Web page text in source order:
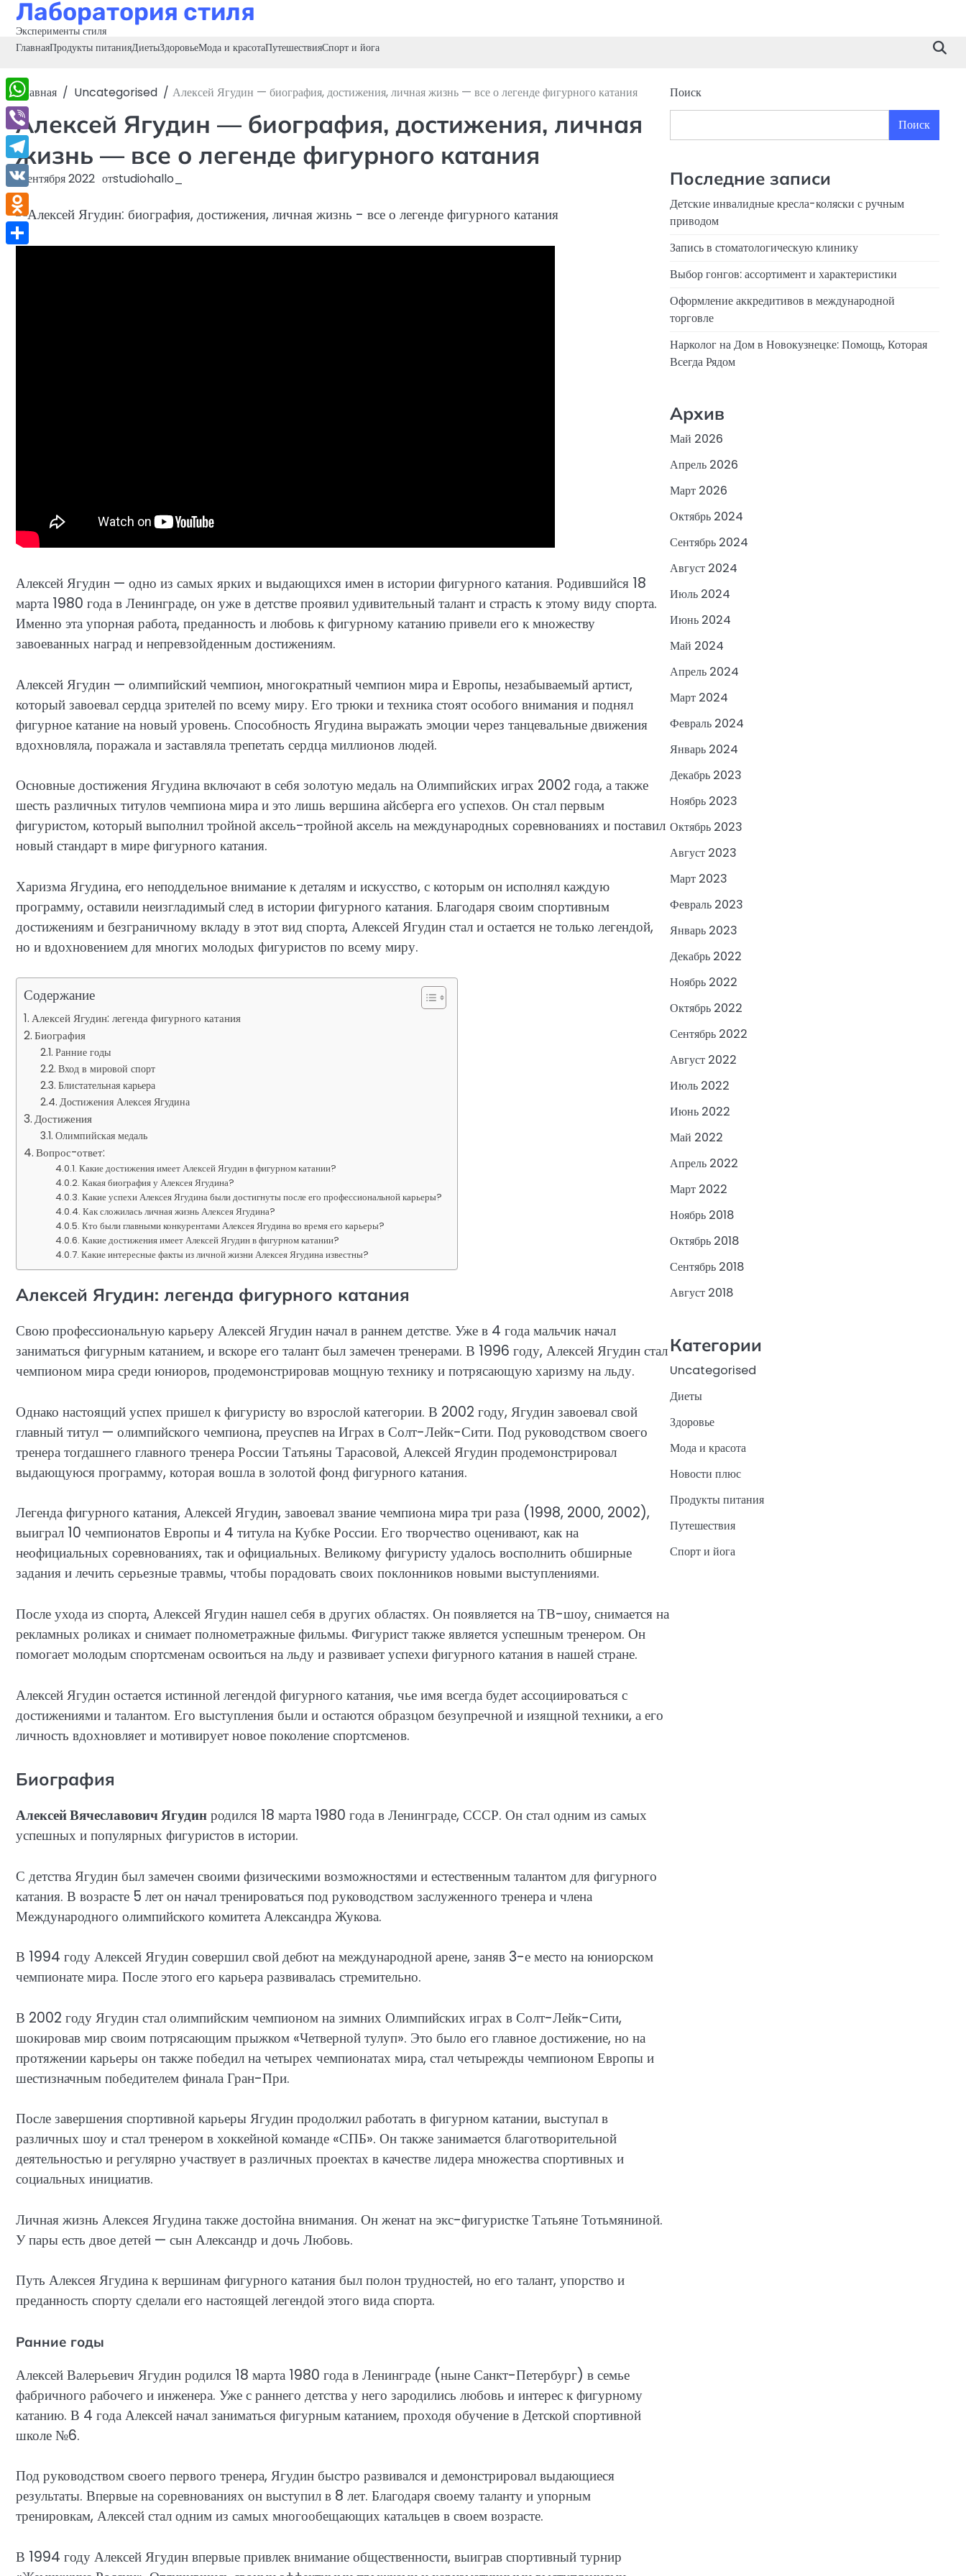
Перейти
содержимому
Лаборатория стиля
Эксперименты стиля
ГлавнаяПродукты питанияДиетыЗдоровьеМода и красотаПутешествияСпорт и йога
Главная Uncategorised Алексей Ягудин — биография, достижения, личная жизнь — все о легенде фигурного катания
Алексей Ягудин — биография, достижения, личная
жизнь — все о легенде фигурного катания
1 сентября 2022 отstudiohallo_
Алексей Ягудин — одно из самых ярких и выдающихся имен в истории фигурного катания. Родившийся 18
марта 1980 года в Ленинграде, он уже в детстве проявил удивительный талант и страсть к этому виду спорта.
Именно эта упорная работа, преданность и любовь к фигурному катанию привели его к множеству
завоеванных наград и непревзойденным достижениям.
Алексей Ягудин — олимпийский чемпион, многократный чемпион мира и Европы, незабываемый артист,
который завоевал сердца зрителей по всему миру. Его трюки и техника стоят особого внимания и поднял
фигурное катание на новый уровень. Способность Ягудина выражать эмоции через танцевальные движения
вдохновляла, поражала и заставляла трепетать сердца миллионов людей.
Основные достижения Ягудина включают в себя золотую медаль на Олимпийских играх 2002 года, а также
шесть различных титулов чемпиона мира и это лишь вершина айсберга его успехов. Он стал первым
фигуристом, который выполнил тройной аксель-тройной аксель на международных соревнованиях и поставил
новый стандарт в мире фигурного катания.
Харизма Ягудина, его неподдельное внимание к деталям и искусство, с которым он исполнял каждую
программу, оставили неизгладимый след в истории фигурного катания. Благодаря своим спортивным
достижениям и безграничному вкладу в этот вид спорта, Алексей Ягудин стал и остается не только легендой,
но и вдохновением для многих молодых фигуристов по всему миру.
Содержание
Алексей Ягудин: легенда фигурного катания
Биография
Ранние годы
Вход в мировой спорт
Блистательная карьера
Достижения Алексея Ягудина
Достижения
Олимпийская медаль
Вопрос-ответ:
Какие достижения имеет Алексей Ягудин в фигурном катании?
Какая биография у Алексея Ягудина?
Какие успехи Алексея Ягудина были достигнуты после его профессиональной карьеры?
Как сложилась личная жизнь Алексея Ягудина?
Кто были главными конкурентами Алексея Ягудина во время его карьеры?
Какие достижения имеет Алексей Ягудин в фигурном катании?
Какие интересные факты из личной жизни Алексея Ягудина известны?
Алексей Ягудин: легенда фигурного катания
Свою профессиональную карьеру Алексей Ягудин начал в раннем детстве. Уже в 4 года мальчик начал
заниматься фигурным катанием, и вскоре его талант был замечен тренерами. В 1996 году, Алексей Ягудин стал
чемпионом мира среди юниоров, продемонстрировав мощную технику и потрясающую харизму на льду.
Однако настоящий успех пришел к фигуристу во взрослой категории. В 2002 году, Ягудин завоевал свой
главный титул — олимпийского чемпиона, преуспев на Играх в Солт-Лейк-Сити. Под руководством своего
тренера тогдашнего главного тренера России Татьяны Тарасовой, Алексей Ягудин продемонстрировал
выдающуюся программу, которая вошла в золотой фонд фигурного катания.
Легенда фигурного катания, Алексей Ягудин, завоевал звание чемпиона мира три раза (1998, 2000, 2002),
выиграл 10 чемпионатов Европы и 4 титула на Кубке России. Его творчество оценивают, как на
неофициальных соревнованиях, так и официальных. Великому фигуристу удалось восполнить обширные
задания и лечить серьезные травмы, чтобы порадовать своих поклонников новыми выступлениями.
После ухода из спорта, Алексей Ягудин нашел себя в других областях. Он появляется на ТВ-шоу, снимается на
рекламных роликах и снимает полнометражные фильмы. Фигурист также является успешным тренером. Он
помогает молодым спортсменам освоиться на льду и развивает успехи фигурного катания в нашей стране.
Алексей Ягудин остается истинной легендой фигурного катания, чье имя всегда будет ассоциироваться с
достижениями и талантом. Его выступления были и остаются образцом безупречной и изящной техники, а его
личность вдохновляет и мотивирует новое поколение спортсменов.
Биография
Алексей Вячеславович Ягудинродился 18 марта 1980 года в Ленинграде, СССР. Он стал одним из самых
успешных и популярных фигуристов в истории.
С детства Ягудин был замечен своими физическими возможностями и естественным талантом для фигурного
катания. В возрасте 5 лет он начал тренироваться под руководством заслуженного тренера и члена
Международного олимпийского комитета Александра Жукова.
В 1994 году Алексей Ягудин совершил свой дебют на международной арене, заняв 3-е место на юниорском
чемпионате мира. После этого его карьера развивалась стремительно.
В 2002 году Ягудин стал олимпийским чемпионом на зимних Олимпийских играх в Солт-Лейк-Сити,
шокировав мир своим потрясающим прыжком «Четверной тулуп». Это было его главное достижение, но на
протяжении карьеры он также победил на четырех чемпионатах мира, стал четырежды чемпионом Европы и
шестизначным победителем финала Гран-При.
После завершения спортивной карьеры Ягудин продолжил работать в фигурном катании, выступал в
различных шоу и стал тренером в хоккейной команде «СПБ». Он также занимается благотворительной
деятельностью и регулярно участвует в различных проектах в качестве лидера множества спортивных и
социальных инициатив.
Личная жизнь Алексея Ягудина также достойна внимания. Он женат на экс-фигуристке Татьяне Тотьмяниной.
У пары есть двое детей — сын Александр и дочь Любовь.
Путь Алексея Ягудина к вершинам фигурного катания был полон трудностей, но его талант, упорство и
преданность спорту сделали его настоящей легендой этого вида спорта.
Ранние годы
Алексей Валерьевич Ягудин родился 18 марта 1980 года в Ленинграде (ныне Санкт-Петербург) в семье
фабричного рабочего и инженера. Уже с раннего детства у него зародились любовь и интерес к фигурному
катанию. В 4 года Алексей начал заниматься фигурным катанием, проходя обучение в Детской спортивной
школе №6.
Под руководством своего первого тренера, Ягудин быстро развивался и демонстрировал выдающиеся
результаты. Впервые на соревнованиях он выступил в 8 лет. Благодаря своему таланту и упорным
тренировкам, Алексей стал одним из самых многообещающих катальцев в своем возрасте.
В 1994 году Алексей Ягудин впервые привлек внимание общественности, выиграв спортивный турнир
Поиск
Поиск
Последние записи
Детские инвалидные кресла-коляски с ручным
приводом
Запись в стоматологическую клинику
Выбор гонгов: ассортимент и характеристики
Оформление аккредитивов в международной
торговле
Нарколог на Дом в Новокузнецке: Помощь, Которая
Всегда Рядом
Архив
Май 2026
Апрель 2026
Март 2026
Октябрь 2024
Сентябрь 2024
Август 2024
Июль 2024
Июнь 2024
Май 2024
Апрель 2024
Март 2024
Февраль 2024
Январь 2024
Декабрь 2023
Ноябрь 2023
Октябрь 2023
Август 2023
Март 2023
Февраль 2023
Январь 2023
Декабрь 2022
Ноябрь 2022
Октябрь 2022
Сентябрь 2022
Август 2022
Июль 2022
Июнь 2022
Май 2022
Апрель 2022
Март 2022
Ноябрь 2018
Октябрь 2018
Сентябрь 2018
Август 2018
Категории
Uncategorised
Диеты
Здоровье
Мода и красота
Новости плюс
Продукты питания
Путешествия
Спорт и йога
WhatsApp
Viber
Telegram
VK
Odnoklassniki